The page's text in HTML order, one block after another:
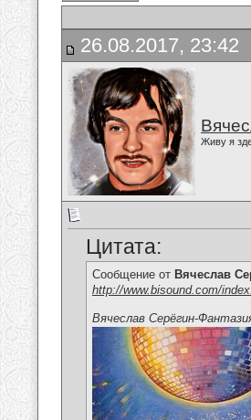
26.08.2017, 23:42
Живу я
Цитата:
Сообщение от Вячеслав
http://www.bisound.com/
Вячеслав Серёгин-